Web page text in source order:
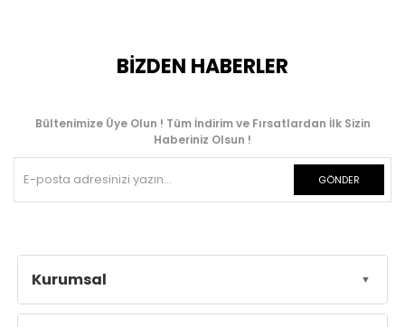
BİZDEN HABERLER
Bültenimize Üye Olun ! Tüm İndirim ve Fırsatlardan İlk Sizin
Haberiniz Olsun !
GÖNDER
Kurumsal